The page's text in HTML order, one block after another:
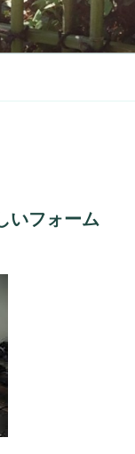
いフォーム